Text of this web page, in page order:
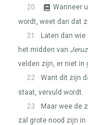
20
Wanneer
wordt, weet dan dat
21
Laten dan
het midden van
velden zijn, er niet in
22
Want dit zijn
staat, vervuld wordt.
23
Maar wee de
zal grote nood zijn in